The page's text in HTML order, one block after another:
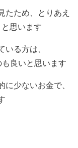
たため、とりあえ
思います
る方は、
良いと思います
少ないお金で、